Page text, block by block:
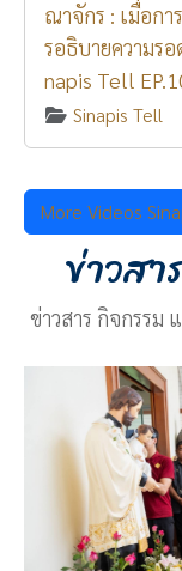
ณาจักร : เมื่อกา
รอธิบายความรอ
napis Tell
Sinapis Tell
More Videos
ข่าวส
ข่าวสาร กิจกรร